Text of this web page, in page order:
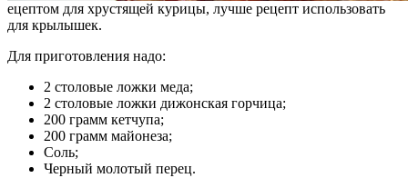
ецептом для хрустящей курицы, лучше рецепт использовать
для крылышек.
Для приготовления надо:
2 столовые ложки меда;
2 столовые ложки дижонская горчица;
200 грамм кетчупа;
200 грамм майонеза;
Соль;
Черный молотый перец.